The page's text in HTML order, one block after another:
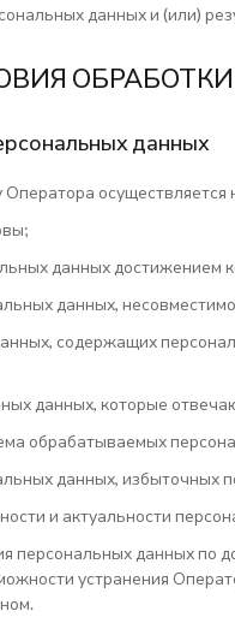
данных и (или)
данных
данных достижением
данных,
содержащих
данных, которые
обрабатываемых
данных, избыточных
и актуальности
персональных данных по
устранения